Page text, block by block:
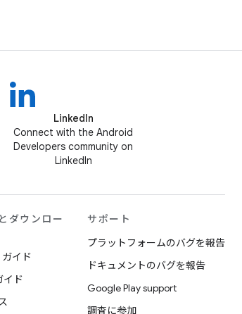
LinkedIn
Connect with the Android
Developers community on
LinkedIn
ダウンロー
イド
イド
サポート
プラットフォームのバグを報告
ドキュメントのバグを報告
Google Play support
調査に参加